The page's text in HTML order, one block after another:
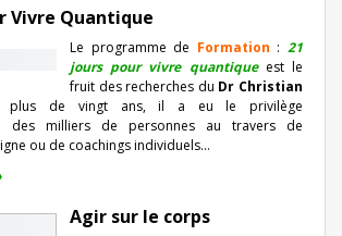
Vivre Quantique
Le programme de Formation :21
jours pour vivre quantiqueest le
fruit des recherches du Dr Christian
plus de vingt ans, il a eu le privilège
des milliers de personnes au travers de
ou de coachings individuels…
Agir sur le corps